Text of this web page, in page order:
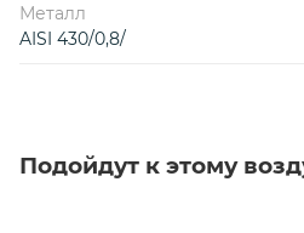
Металл
AISI 430/0,8/
Подойдут к этому